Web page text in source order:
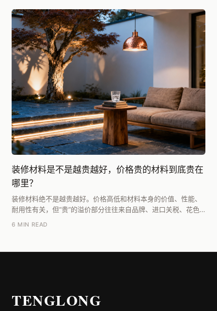
装修材料是不是越贵越好，价格贵的材料到底贵在
哪里？
装修材料绝不是越贵越好。价格高低和材料本身的价值、性能、
耐用性有关，但“贵”的溢价部分往往来自品牌、进口关税、花色
6 MIN READ
TENGLONG